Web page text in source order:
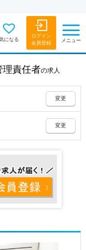
になる
ログイン
会員登録
メニュー
理責任者の求人
変更
変更